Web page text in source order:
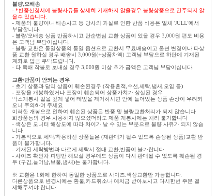
불량,오배송
- *반품신청서에 불량사유를 상세히 기재하지 않을경우 불량상품으로 간주되지 않
을수 있습니다.
- 제품의 불량이나 배송사고 등 당사의 과실로 인한 반품 비용은 일체 'JULL'에서
부담합니다.
- 불량/오배송 상품 반품하시고 단순변심 교환 상품이 있을 경우 3,000원 편도 비용
은 고객님 부담이십니다.
- 불량 교환은 동일상품의 동일 옵션으로 교환시 무료배송이고 옵션 변경이나 타상
품 교환 원하실 경우 배송비 3,000원(+상품차액) 고객님 부담으로 하단에 기재된
계좌로 입금 부탁드립니다.
- 타 택배 착불로 보내실 경우 3,000원 이상 추가 금액은 고객님 부담이십니다.
교환/반품이 안되는 경우
- 초기 상품과 달리 상품이 훼손된경우 (착용흔적,수선,세탁,냄새,오염 등)
- 포장을 개봉하였거나 포장이 훼손되어 상품가치가 상실된 경우
박스개봉시 칼을 깊게 넣어 테잎을 제거하시면 안에 들어있는 상품 손상이 우려되
오니 주의하여 주세요
이러한 개봉으로 인하여 훼손된 상품은 반품 및 불량교환처리가 되지 않습니다
화장품등의 경우 사용하지 않으셨더라도 제품 개봉시에는 처리 불가합니다
- 색상은 모니터 해상도에 따라 차이가 날 수 있는 부분으로 불량 사유가 되지 않습
니다.
- 기본적으로 세탁/착용하신 상품들은 (재판매가 될수 없도록 손상된 상품)교환 반
품이 불가합니다.
- 기재된 세탁방법과 다르게 세탁시 절대 교환,반품이 불가합니다.
- 사이즈 확인차 피팅만 해보실 경우에도 상품이 다시 판매될 수 없도록 훼손된 경
우 (구김,늘어남,보풀,냄새)는 불가합니다.
※ 교환은 1회에 한하여 동일한 상품으로 사이즈.색상교환만 가능합니다.
다른상품으로 변경시에는 환불,카드취소나 예치금 받아보시고 다시한번 주문 결
제해주셔야 합니다.